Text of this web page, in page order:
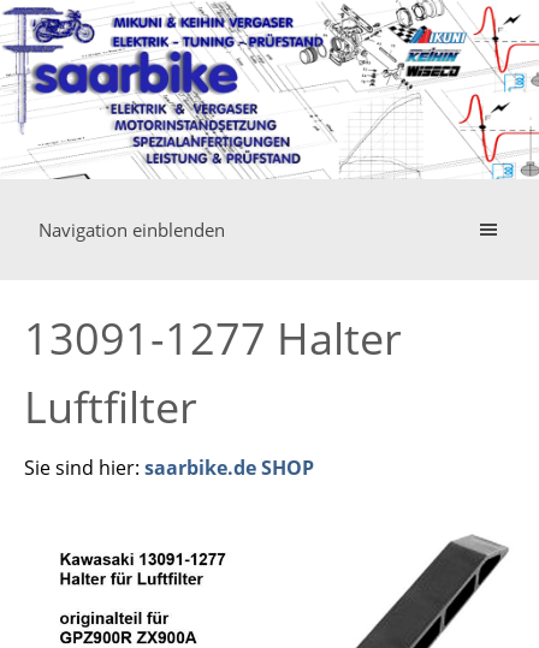
Navigation einblenden
13091-1277 Halter
Luftfilter
Sie sind hier: saarbike.de SHOP